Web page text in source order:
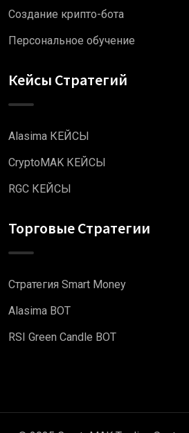
Создание крипто-бота
Персональное обучение
Кейсы Стратегий
Alasima КЕЙСЫ
CryptoMAK КЕЙСЫ
RGC КЕЙСЫ
Торговые Стратегии
Стратегия Smart Money
Alasima BOT
RSI Green Candle BOT